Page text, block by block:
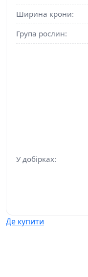
Ширина крони:
Група рослин:
У добірках:
Де купити